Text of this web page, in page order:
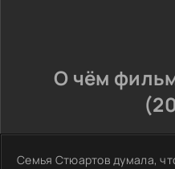
О чём
Семья Стюартов думала,